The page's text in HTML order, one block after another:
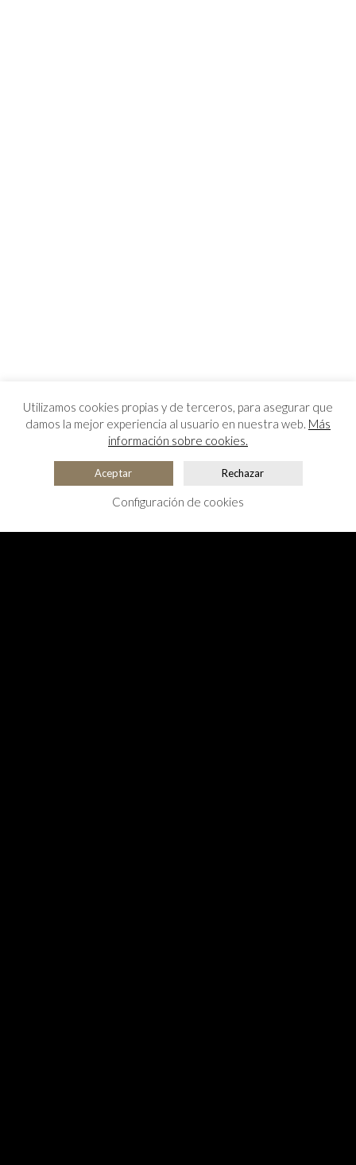
Utilizamos cookies propias y de terceros, para asegurar que
damos la mejor experiencia al usuario en nuestra web. Más
información sobre cookies.
Aceptar Rechazar
Configuración de cookies